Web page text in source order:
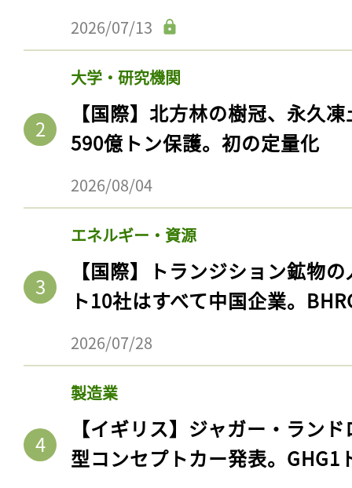
2026/07/13
大学・研究機関
【国際】北方林の樹冠、永久
590億トン保護。初の定量化
2026/08/04
エネルギー・資源
【国際】トランジション鉱物
ト10社はすべて中国企業。
2026/07/28
製造業
【イギリス】ジャガー・ラン
型コンセプトカー発表。GHG1